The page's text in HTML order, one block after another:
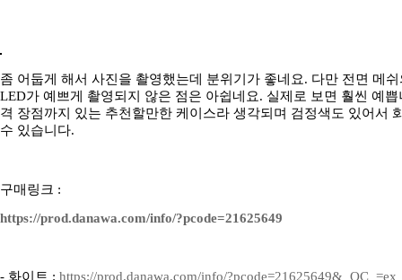
좀 어둡게 해서 사진을 촬영했는데 분위기가 좋네요. 다만 전면 메
LED가 예쁘게 촬영되지 않은 점은 아쉽네요. 실제로 보면 훨씬 예
격 장점까지 있는 추천할만한 케이스라 생각되며 검정색도 있어서
수 있습니다.
구매링크 :
https://prod.danawa.com/info/?pcode=21625649
- 화이트 : https://prod.danawa.com/info/